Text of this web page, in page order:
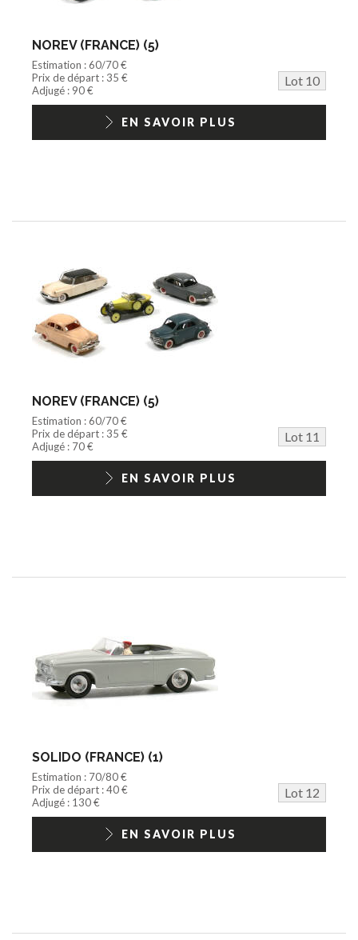
NOREV (FRANCE) (5)
Estimation : 60/70 €
Prix de départ : 35 €
Lot 10
Adjugé : 90 €
EN SAVOIR PLUS
NOREV (FRANCE) (5)
Estimation : 60/70 €
Prix de départ : 35 €
Lot 11
Adjugé : 70 €
EN SAVOIR PLUS
SOLIDO (FRANCE) (1)
Estimation : 70/80 €
Prix de départ : 40 €
Lot 12
Adjugé : 130 €
EN SAVOIR PLUS